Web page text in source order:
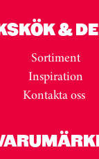
&
Sortiment
Inspiration
Kontakta oss